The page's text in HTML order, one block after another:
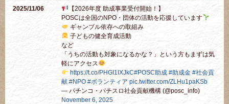
2025/11/06
【2026年度 助成事業受付開始！】
POSCは全国のNPO・団体の活動を応援しています
ギャンブル依存への取組み
子どもの健全育成活動
など
「うちの活動も対象になるかな？」という方もまずは気
軽にアクセス
https://t.co/PHGI1IXJkC#POSC助成 #助成金 #社会貢
献 #NPO #ボランティア pic.twitter.com/ZLHu1paKSb
— パチンコ・パチスロ社会貢献機構 (@posc_info)
November 6, 2025